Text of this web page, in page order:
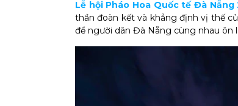
Lễ hội Pháo Hoa Quốc tế Đà Nẵng
thần đoàn kết và khẳng định vị thế
để người dân Đà Nẵng cùng nhau ôn